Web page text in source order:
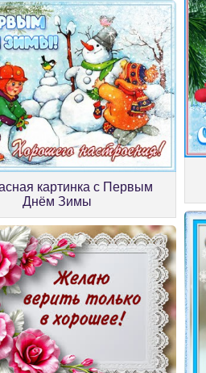
картинка с Первым
Днём Зимы